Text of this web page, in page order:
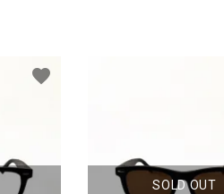
favorite
SOLD OUT